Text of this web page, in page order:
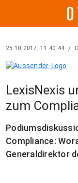
25.10.2017, 11:40:44 /
LexisNexis
zum
Compliance:
Generaldirektor